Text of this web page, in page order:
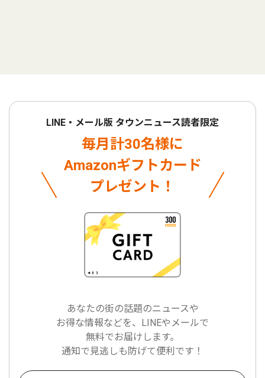
LINE・メール版 タウンニュース読者限定
毎月計30名様に
Amazonギフトカード
プレゼント！
あなたの街の話題のニュースや
お得な情報などを、LINEやメールで
無料でお届けします。
通知で見逃しも防げて便利です！